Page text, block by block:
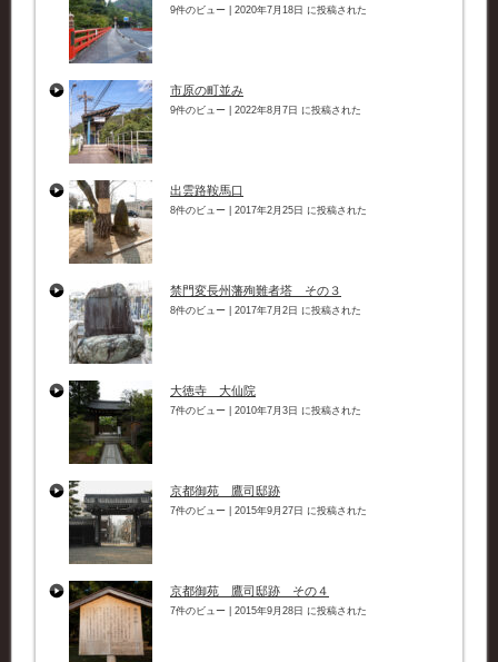
9件のビュー 2020年7月18日 に投稿された
市原の町並み
9件のビュー 2022年8月7日 に投稿された
出雲路鞍馬口
8件のビュー 2017年2月25日 に投稿された
禁門変長州藩殉難者塔 その３
8件のビュー 2017年7月2日 に投稿された
大徳寺 大仙院
7件のビュー 2010年7月3日 に投稿された
京都御苑 鷹司邸跡
7件のビュー 2015年9月27日 に投稿された
京都御苑 鷹司邸跡 その４
7件のビュー 2015年9月28日 に投稿された